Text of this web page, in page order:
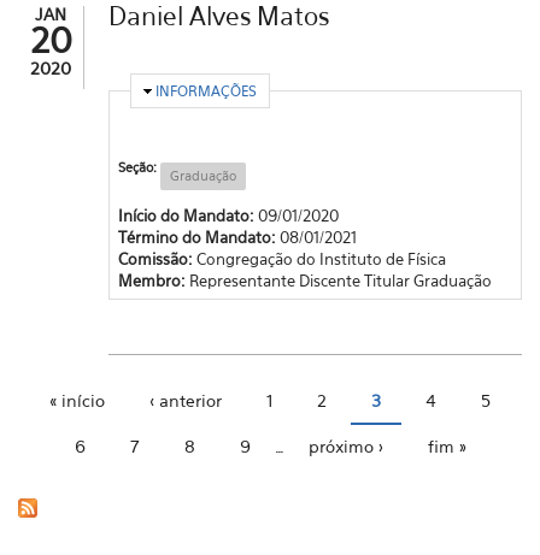
JAN
20
2020
Daniel Alves Matos
OCULTAR
INFORMAÇÕES
Seção: Graduação
Início do Mandato: 09/01/2020
Término do Mandato: 08/01/2021
Comissão: Congregação do Instituto de Física
Membro: Representante Discente Titular Graduação
« início ‹ anterior 1 2 3 4 5
6 7 8 9 próximo › fim »